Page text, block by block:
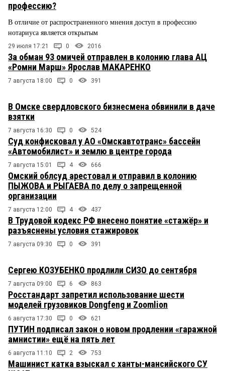
профессию?
В отличие от распространенного мнения доступ в профессию
нотариуса является открытым
29 июля 17:21 0 2016
За обман 93 омичей отправлен в колонию глава АЦ
«Ромни Марш» Ярослав МАКАРЕНКО
7 августа 18:00 0 391
В Омске свердловского бизнесмена обвинили в даче
взятки
7 августа 16:30 0 524
Суд конфисковал у АО «Омскавтотранс» бассейн
«Автомобилист» и землю в центре города
7 августа 15:01 4 666
Омский облсуд арестовал и отправил в колонию
ПЫЖОВА и РЫГАЕВА по делу о запрещенной
организации
7 августа 12:00 4 437
В Трудовой кодекс РФ внесено понятие «стажёр» и
разъяснены условия стажировок
7 августа 09:30 0 391
Сергею КОЗУБЕНКО продлили СИЗО до сентября
7 августа 09:00 6 863
Росстандарт запретил использование шести
моделей грузовиков Dongfeng и Zoomlion
6 августа 17:30 0 621
ПУТИН подписал закон о новом продлении «гаражной
амнистии» ещё на пять лет
6 августа 11:10 2 753
Машинист катка взыскал с ханты-мансийского СУ